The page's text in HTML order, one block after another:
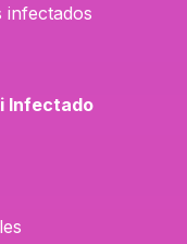
infectados
Infectado